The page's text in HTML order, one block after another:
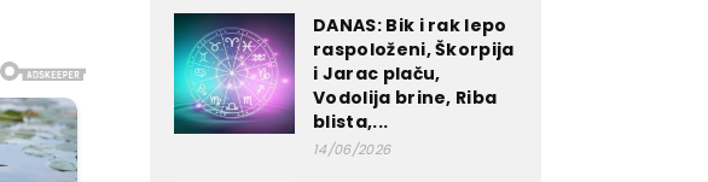
DANAS: Bik i rak lepo
raspoloženi, Škorpija
i Jarac plaču,
Vodolija brine, Riba
blista,...
14/06/2026